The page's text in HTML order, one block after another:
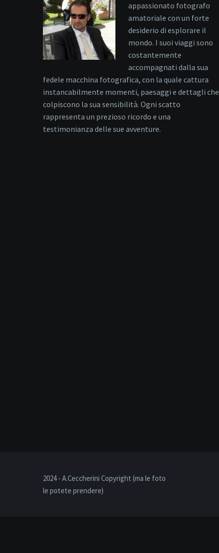
appassionato fotografo
amatoriale con un forte
desiderio di esplorare il
mondo. I suoi viaggi sono
costantemente
accompagnati dalla sua
fedele macchina fotografica, con la quale cattura
instancabilmente momenti, paesaggi e dettagli che
colpiscono la sua sensibilità. Ogni scatto
rappresenta un prezioso ricordo e una
testimonianza delle sue avventure.
2024 - A.Ceccherini Copyright (ma le foto
le potete prendere)